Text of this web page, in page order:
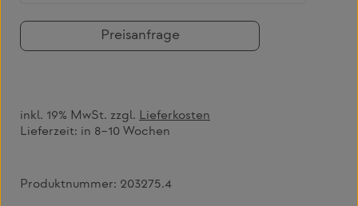
Preisanfrage
inkl. 19% MwSt. zzgl. Lieferkosten
Lieferzeit: in 8–10 Wochen
Produktnummer: 203275.4